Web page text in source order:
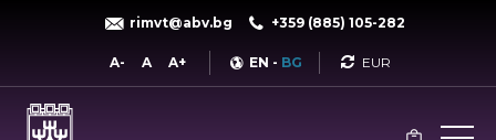
rimvt@abv.bg +359 (885) 105-282
A- A A+ EN - BG Currency